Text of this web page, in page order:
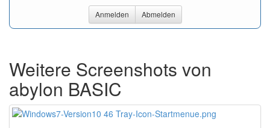
Anmelden Abmelden
Weitere Screenshots von
abylon BASIC